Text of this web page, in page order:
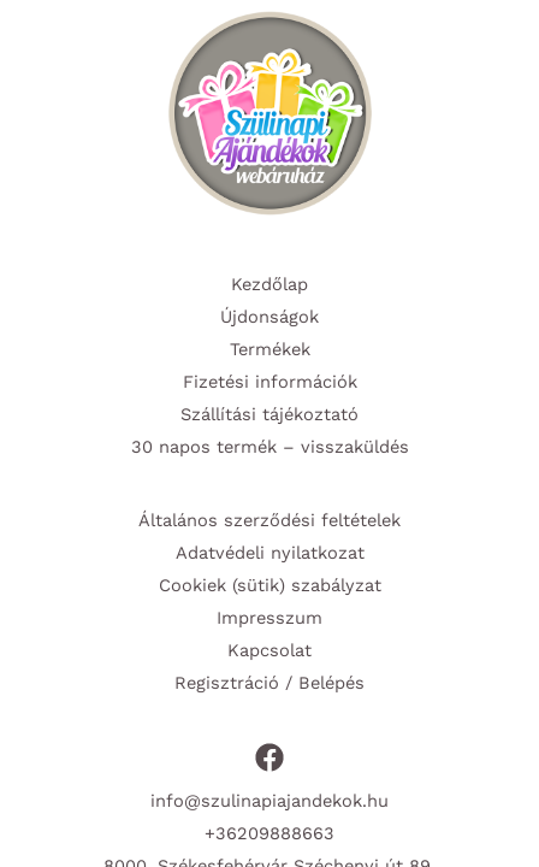
Kezdőlap
Újdonságok
Termékek
Fizetési információk
Szállítási tájékoztató
30 napos termék – visszaküldés
Általános szerződési feltételek
Adatvédeli nyilatkozat
Cookiek (sütik) szabályzat
Impresszum
Kapcsolat
Regisztráció / Belépés
info@szulinapiajandekok.hu
+36209888663